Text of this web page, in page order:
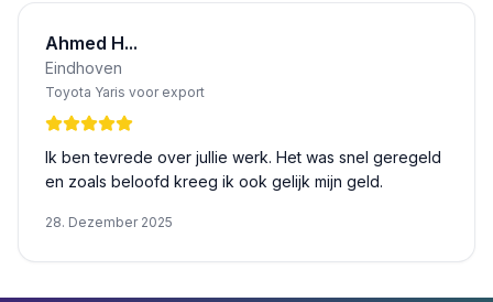
Ahmed H...
Eindhoven
Toyota Yaris voor export
Ik ben tevrede over jullie werk. Het was snel geregeld
en zoals beloofd kreeg ik ook gelijk mijn geld.
28. Dezember 2025